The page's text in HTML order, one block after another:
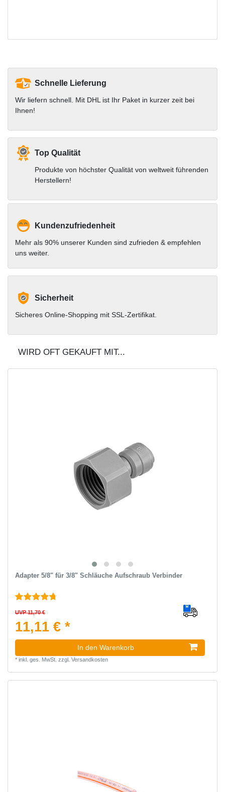
Schnelle Lieferung
Wir liefern schnell. Mit DHL ist Ihr Paket in kurzer zeit bei
Ihnen!
Top Qualität
Produkte von höchster Qualität von weltweit führenden
Herstellern!
Kundenzufriedenheit
Mehr als 90% unserer Kunden sind zufrieden & empfehlen
uns weiter.
Sicherheit
Sicheres Online-Shopping mit SSL-Zertifikat.
WIRD OFT GEKAUFT MIT...
Adapter 5/8" für 3/8" Schläuche Aufschraub Verbinder
UVP 11,70 €
11,11 € *
In den Warenkorb
* inkl. ges. MwSt. zzgl. Versandkosten